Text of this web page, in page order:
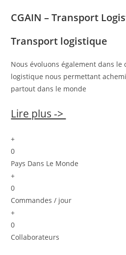
CGAIN – Transport
Transport logistique
Nous évoluons également dans
logistique nous permettant
partout dans le monde
Lire plus ->
+
0
Pays Dans Le Monde
+
0
Commandes / jour
+
0
Collaborateurs